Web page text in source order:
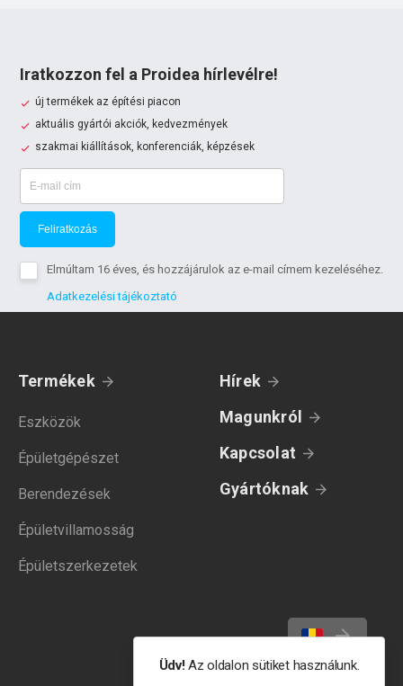
Iratkozzon fel a Proidea hírlevélre!
új termékek az építési piacon
aktuális gyártói akciók, kedvezmények
szakmai kiállítások, konferenciák, képzések
Feliratkozás
Elmúltam 16 éves, és hozzájárulok az e-mail címem kezeléséhez.
Adatkezelési tájékoztató
Termékek
Eszközök
Épületgépészet
Berendezések
Épületvillamosság
Épületszerkezetek
Hírek
Magunkról
Kapcsolat
Gyártóknak
Üdv!Az oldalon sütiket használunk.